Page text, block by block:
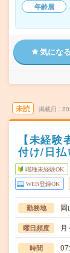
年齢層
気にな
未読 掲載日
【未経
付け/日払
職種未経験OK
WEB登録OK
勤務地 岡
曜日頻度
時間